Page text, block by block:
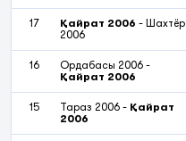
17 Қайрат 2006 - Шахтёр
2006
16 Ордабасы 2006 -
Қайрат 2006
15 Тараз 2006 - Қайрат
2006